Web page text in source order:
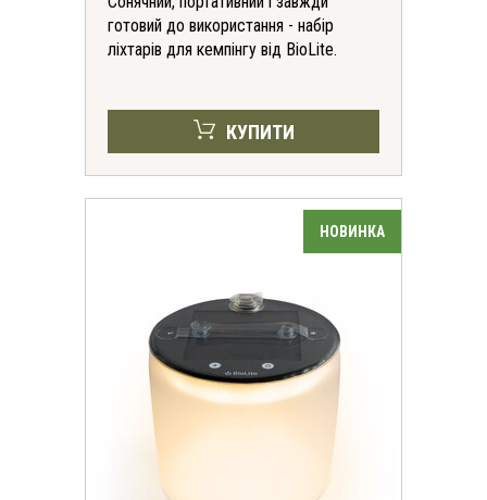
готовий до використання - набір
ліхтарів для кемпінгу від BioLite.
КУПИТИ